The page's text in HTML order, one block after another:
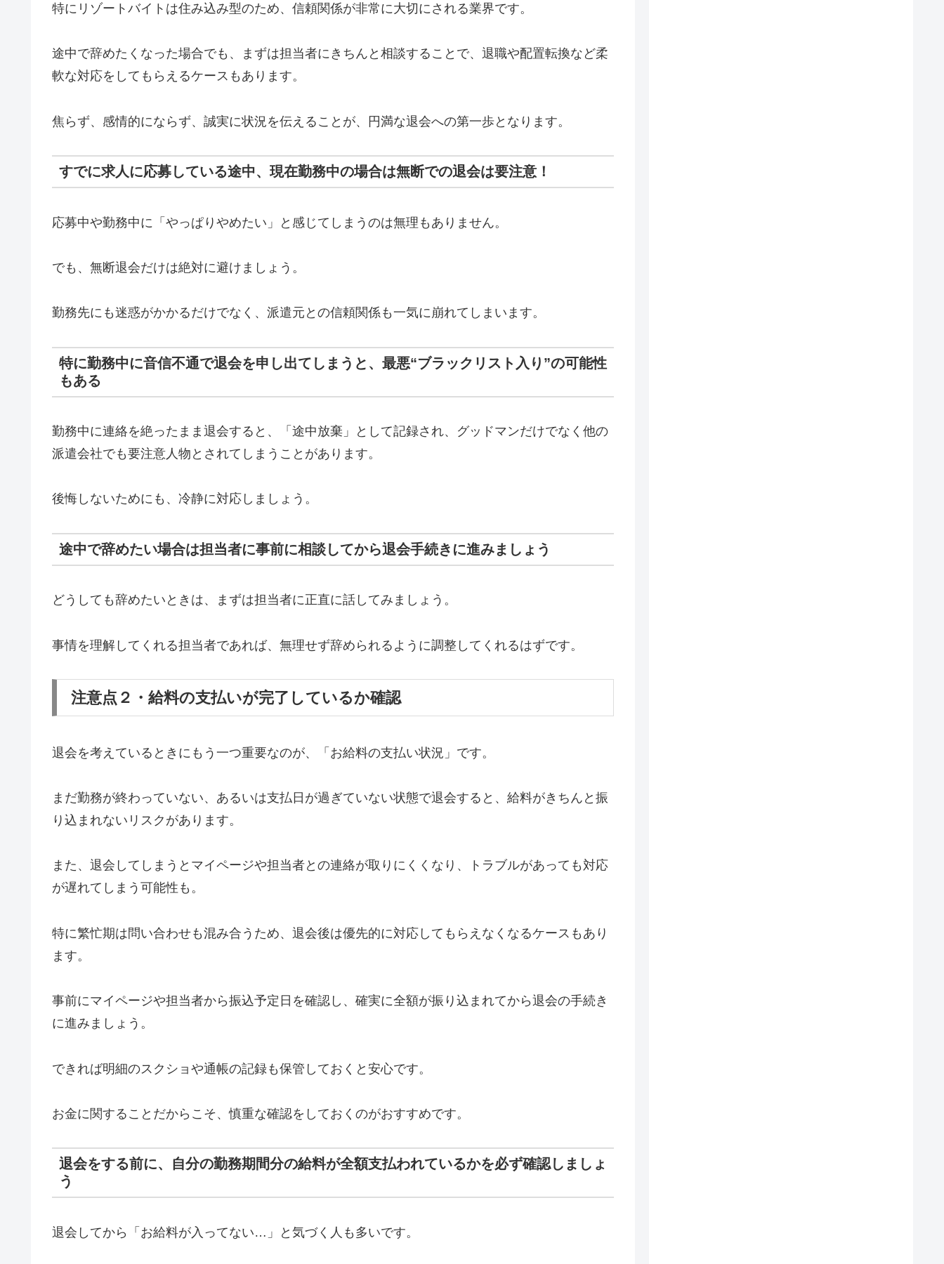
特にリゾートバイトは住み込み型のため、信頼関係が非常に大切にされる業界です。
途中で辞めたくなった場合でも、まずは担当者にきちんと相談することで、退職や配置転換など柔
軟な対応をしてもらえるケースもあります。
焦らず、感情的にならず、誠実に状況を伝えることが、円満な退会への第一歩となります。
すでに求人に応募している途中、現在勤務中の場合は無断での退会は要注意！
応募中や勤務中に「やっぱりやめたい」と感じてしまうのは無理もありません。
でも、無断退会だけは絶対に避けましょう。
勤務先にも迷惑がかかるだけでなく、派遣元との信頼関係も一気に崩れてしまいます。
特に勤務中に音信不通で退会を申し出てしまうと、最悪“ブラックリスト入り”の可能性
もある
勤務中に連絡を絶ったまま退会すると、「途中放棄」として記録され、グッドマンだけでなく他の
派遣会社でも要注意人物とされてしまうことがあります。
後悔しないためにも、冷静に対応しましょう。
途中で辞めたい場合は担当者に事前に相談してから退会手続きに進みましょう
どうしても辞めたいときは、まずは担当者に正直に話してみましょう。
事情を理解してくれる担当者であれば、無理せず辞められるように調整してくれるはずです。
注意点２・給料の支払いが完了しているか確認
退会を考えているときにもう一つ重要なのが、「お給料の支払い状況」です。
まだ勤務が終わっていない、あるいは支払日が過ぎていない状態で退会すると、給料がきちんと振
り込まれないリスクがあります。
また、退会してしまうとマイページや担当者との連絡が取りにくくなり、トラブルがあっても対応
が遅れてしまう可能性も。
特に繁忙期は問い合わせも混み合うため、退会後は優先的に対応してもらえなくなるケースもあり
ます。
事前にマイページや担当者から振込予定日を確認し、確実に全額が振り込まれてから退会の手続き
に進みましょう。
できれば明細のスクショや通帳の記録も保管しておくと安心です。
お金に関することだからこそ、慎重な確認をしておくのがおすすめです。
退会をする前に、自分の勤務期間分の給料が全額支払われているかを必ず確認しましょ
う
退会してから「お給料が入ってない…」と気づく人も多いです。